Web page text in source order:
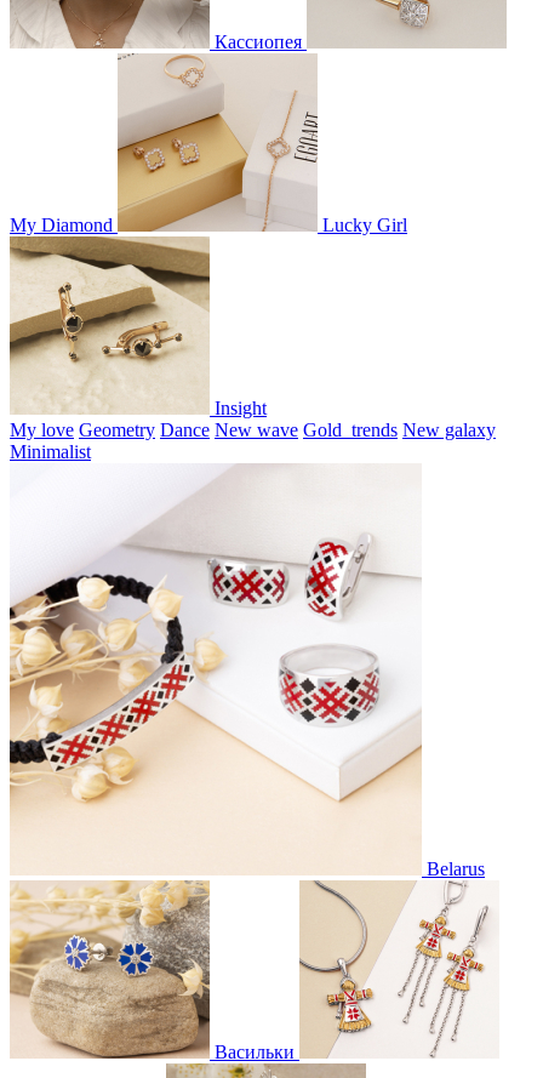
Кассиопея
My Diamond Lucky Girl
Insight
My love Geometry Dance New wave Gold_trends New galaxy
Minimalist
Belarus
Васильки